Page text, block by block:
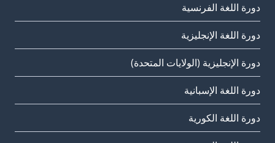
دورة اللغة الفرنسية
دورة اللغة الإنجليزية
دورة الإنجليزية (الولايات المتحدة)
دورة اللغة الإسبانية
دورة اللغة الكورية